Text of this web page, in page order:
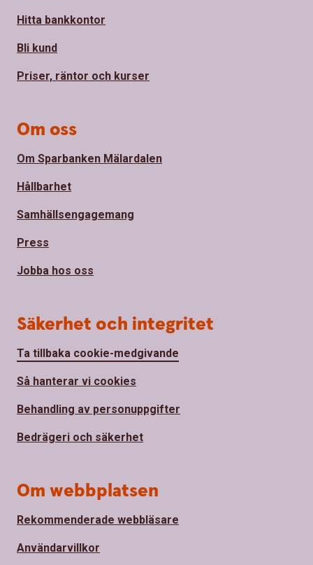
Hitta bankkontor
Bli kund
Priser, räntor och kurser
Om oss
Om Sparbanken Mälardalen
Hållbarhet
Samhällsengagemang
Press
Jobba hos oss
Säkerhet och integritet
Ta tillbaka cookie-medgivande
Så hanterar vi cookies
Behandling av personuppgifter
Bedrägeri och säkerhet
Om webbplatsen
Rekommenderade webbläsare
Användarvillkor